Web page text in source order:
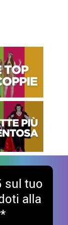
sul tuo
alla